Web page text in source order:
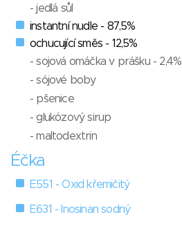
- jedlá sůl
instantní nudle - 87,5%
ochucující směs - 12,5%
- sojová omáčka v prášku - 2,4%
- sójové boby
- pšenice
- glukózový sirup
- maltodextrin
Éčka
E551 - Oxid křemičitý
E631 - Inosinan sodný